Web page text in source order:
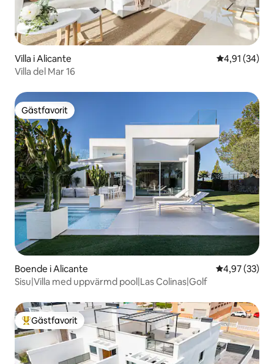
Villa i Alicante 4,91 av 5 i
4,91 (34)
Villa del Mar 16
Gästfavorit
Gästfavorit
Boende i Alicante 4,97 av 5 i
4,97 (33)
Sisu|Villa med uppvärmd pool|Las Colinas|Golf
Populär gästfavorit
Gästfavorit